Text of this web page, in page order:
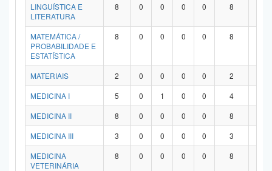
LINGUÍSTICA E
LITERATURA
8 0 0 0 0 8
MATEMÁTICA /
PROBABILIDADE E
ESTATÍSTICA
8 0 0 0 0 8
MATERIAIS 2 0 0 0 0 2
MEDICINA I
5 0 1 0 0 4
MEDICINA II
8 0 0 0 0 8
MEDICINA III
3 0 0 0 0 3
MEDICINA
VETERINÁRIA
8 0 0 0 0 8